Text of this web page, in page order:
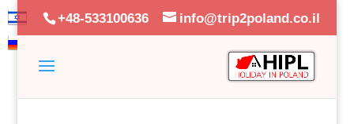
+48-533100636 info@trip2poland.co.il